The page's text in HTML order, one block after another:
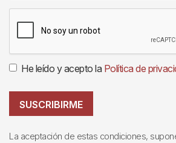
He leído y acepto la Política de
SUSCRIBIRME
La aceptación de estas condiciones,